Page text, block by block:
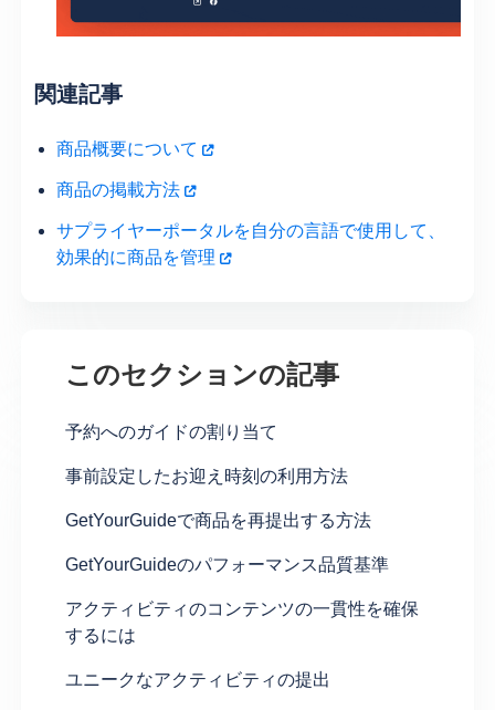
関連記事
商品概要について
商品の掲載方法
サプライヤーポータルを自分の言語で使用して、
効果的に商品を管理
このセクションの記事
予約へのガイドの割り当て
事前設定したお迎え時刻の利用方法
GetYourGuideで商品を再提出する方法
GetYourGuideのパフォーマンス品質基準
アクティビティのコンテンツの一貫性を確保
するには
ユニークなアクティビティの提出